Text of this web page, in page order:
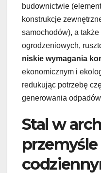
budownictwie
konstrukcje
samochodów), a
ogrodzeniowych,
niskie wymagania
ekonomicznym i
redukując potrzebę
generowania
Stal w